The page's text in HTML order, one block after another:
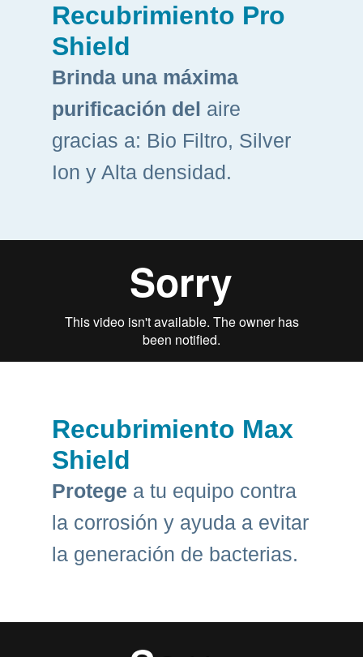
Recubrimiento Pro
Shield
Brinda una máxima
purificación del aire
gracias a: Bio Filtro, Silver
Ion y Alta densidad.
Recubrimiento Max
Shield
Protege a tu equipo contra
la corrosión y ayuda a evitar
la generación de bacterias.